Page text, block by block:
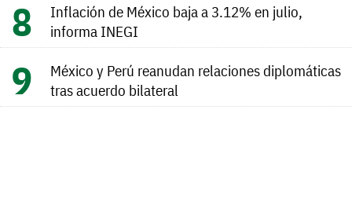
Inflación de México baja a 3.12% en julio,
informa INEGI
México y Perú reanudan relaciones diplomáticas
tras acuerdo bilateral